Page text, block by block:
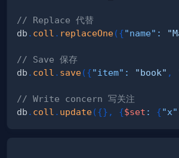
// Replace 代替
db . coll . replaceOne({"name" :
// Save 保存
db . coll . save({"item" : "book" ,
// Write concern 写关注
db . coll . update({} , {$set : {"x"